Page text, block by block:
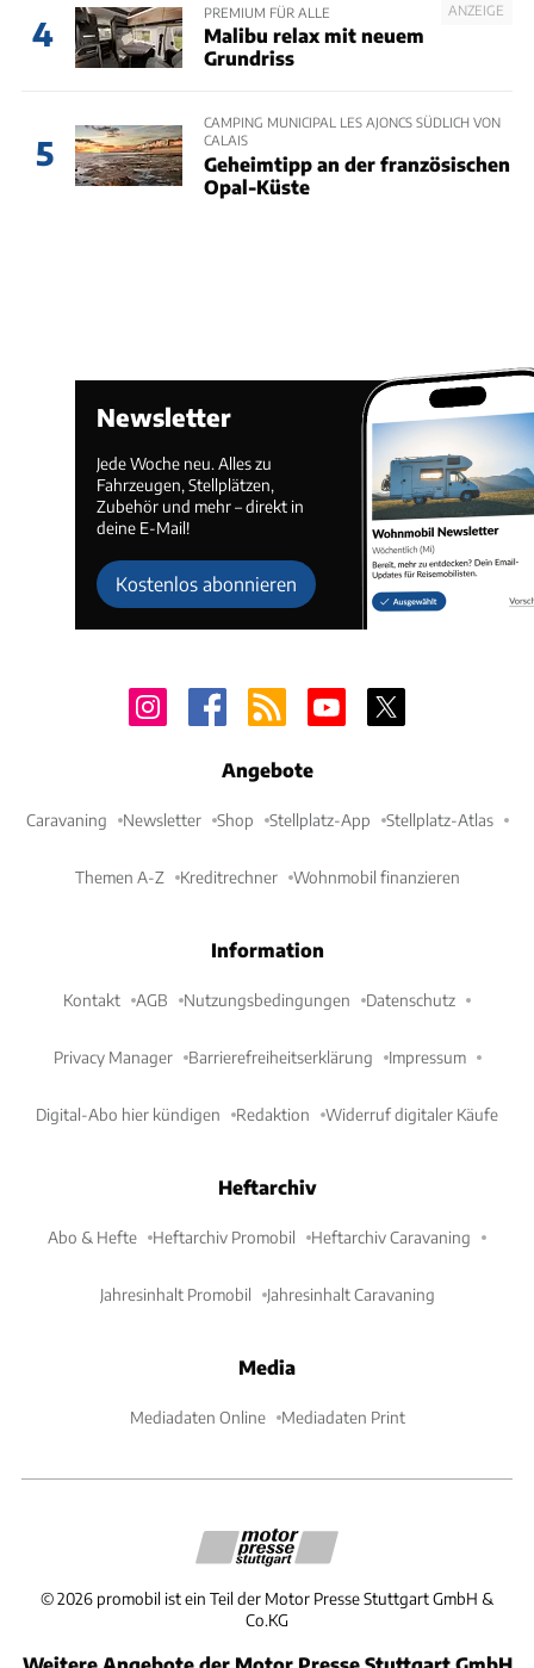
4
ANZEIGE
PREMIUM FÜR ALLE
Malibu relax mit neuem
Grundriss
5
CAMPING MUNICIPAL LES AJONCS SÜDLICH VON
CALAIS
Geheimtipp an der französischen
Opal-Küste
Newsletter
Jede Woche neu. Alles zu
Fahrzeugen, Stellplätzen,
Zubehör und mehr – direkt in
deine E-Mail!
Kostenlos abonnieren
Angebote
Caravaning Newsletter Shop Stellplatz-App Stellplatz-Atlas
Themen A-Z Kreditrechner Wohnmobil finanzieren
Information
Kontakt AGB Nutzungsbedingungen Datenschutz
Privacy Manager Barrierefreiheitserklärung Impressum
Digital-Abo hier kündigen Redaktion Widerruf digitaler Käufe
Heftarchiv
Abo & Hefte Heftarchiv Promobil Heftarchiv Caravaning
Jahresinhalt Promobil Jahresinhalt Caravaning
Media
Mediadaten Online Mediadaten Print
©2026 promobil ist ein Teil der Motor Presse Stuttgart GmbH &
Co.KG
Weitere Angebote der Motor Presse Stuttgart GmbH